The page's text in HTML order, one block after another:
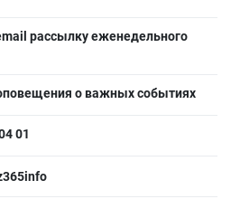
рассылку еженедельного
о важных событиях
01